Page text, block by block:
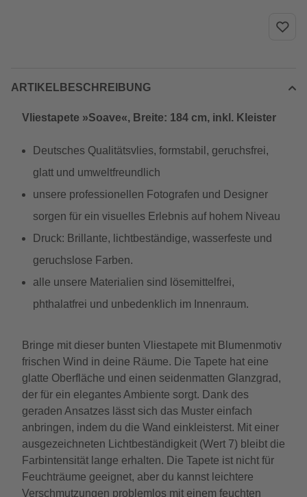
ARTIKELBESCHREIBUNG
Vliestapete »Soave«, Breite: 184 cm, inkl. Kleister
Deutsches Qualitätsvlies, formstabil, geruchsfrei,
glatt und umweltfreundlich
unsere professionellen Fotografen und Designer
sorgen für ein visuelles Erlebnis auf hohem Niveau
Druck: Brillante, lichtbeständige, wasserfeste und
geruchslose Farben.
alle unsere Materialien sind lösemittelfrei,
phthalatfrei und unbedenklich im Innenraum.
Bringe mit dieser bunten Vliestapete mit Blumenmotiv
frischen Wind in deine Räume. Die Tapete hat eine
glatte Oberfläche und einen seidenmatten Glanzgrad,
der für ein elegantes Ambiente sorgt. Dank des
geraden Ansatzes lässt sich das Muster einfach
anbringen, indem du die Wand einkleisterst. Mit einer
ausgezeichneten Lichtbeständigkeit (Wert 7) bleibt die
Farbintensität lange erhalten. Die Tapete ist nicht für
Feuchträume geeignet, aber du kannst leichtere
Verschmutzungen problemlos mit einem feuchten